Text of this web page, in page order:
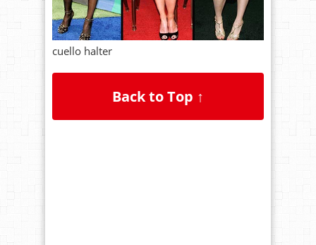
cuello halter
Back to Top ↑